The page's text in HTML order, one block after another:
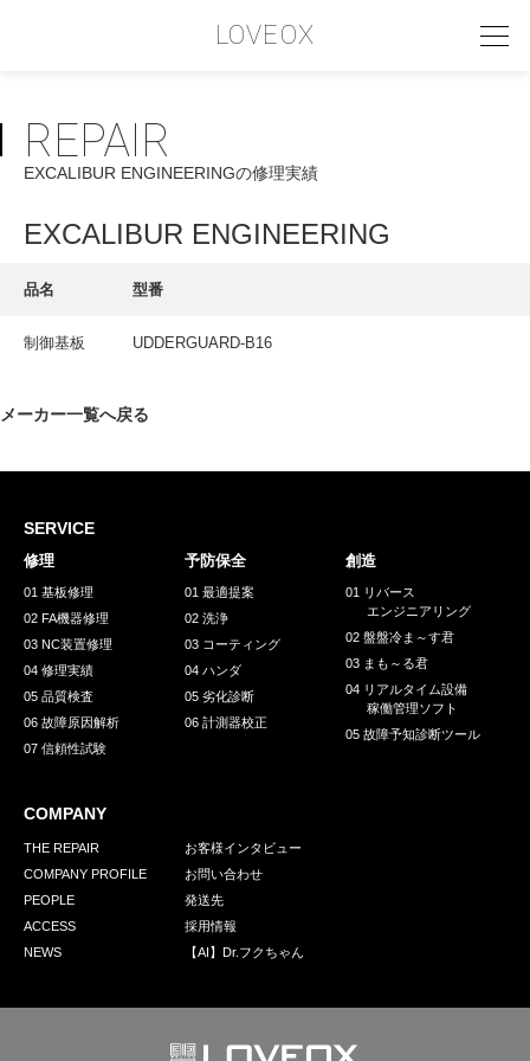
LOVEOX
PHILOSOPHY
フィロソフィー
COMPANY PROFILE
INTERVIEW
採用情報
GREEN CHALLENGE
環境への取り組み
お問い合わせ 発送先
REPAIR
EXCALIBUR ENGINEERINGの修理実績
EXCALIBUR ENGINEERING
品名 型番
制御基板 UDDERGUARD-B16
メーカー一覧へ戻る
SERVICE
修理
01 基板修理
02 FA機器修理
03 NC装置修理
04 修理実績
05 品質検査
06 故障原因解析
07 信頼性試験
予防保全
01 最適提案
02 洗浄
03 コーティング
04 ハンダ
05 劣化診断
06 計測器校正
創造
01 リバース
エンジニアリング
02 盤盤冷ま～す君
03 まも～る君
04 リアルタイム設備
稼働管理ソフト
05 故障予知診断ツール
COMPANY
THE REPAIR
COMPANY PROFILE
PEOPLE
ACCESS
NEWS
お客様インタビュー
お問い合わせ
発送先
採用情報
【AI】Dr.フクちゃん